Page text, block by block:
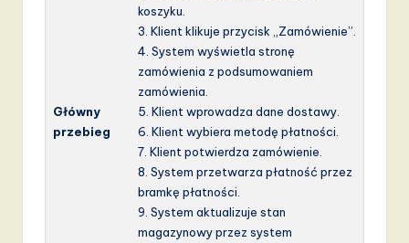
Główny
przebieg
koszyku.
3. Klient klikuje przycisk „Zamówienie”.
4. System wyświetla stronę
zamówienia z podsumowaniem
zamówienia.
5. Klient wprowadza dane dostawy.
6. Klient wybiera metodę płatności.
7. Klient potwierdza zamówienie.
8. System przetwarza płatność przez
bramkę płatności.
9. System aktualizuje stan
magazynowy przez system